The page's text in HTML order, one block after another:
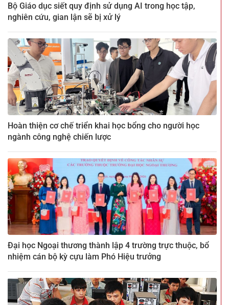
Bộ Giáo dục siết quy định sử dụng AI trong học tập,
nghiên cứu, gian lận sẽ bị xử lý
Hoàn thiện cơ chế triển khai học bổng cho người học
ngành công nghệ chiến lược
Đại học Ngoại thương thành lập 4 trường trực thuộc, bổ
nhiệm cán bộ kỳ cựu làm Phó Hiệu trưởng